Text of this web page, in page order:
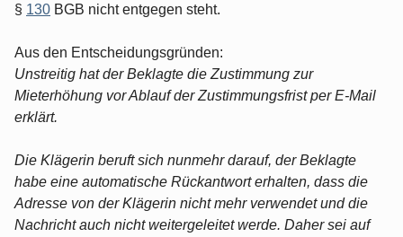
§ 130 BGB nicht entgegen steht.
Aus den Entscheidungsgründen:
Unstreitig hat der Beklagte die Zustimmung zur
Mieterhöhung vor Ablauf der Zustimmungsfrist per E-Mail
erklärt.
Die Klägerin beruft sich nunmehr darauf, der Beklagte
habe eine automatische Rückantwort erhalten, dass die
Adresse von der Klägerin nicht mehr verwendet und die
Nachricht auch nicht weitergeleitet werde. Daher sei auf